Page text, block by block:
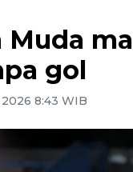
Muda
gol
8:43 WIB